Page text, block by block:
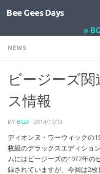
コンテンツへスキップ
Bee Gees Days
»
NEWS
ビージーズ
ス情報
BY BGD · 2014/10/13
ディオンヌ・ワーウィックの
枚組のデラックスエディショ
ムにはビージーズの1972年の
録されていますが、今回は2枚